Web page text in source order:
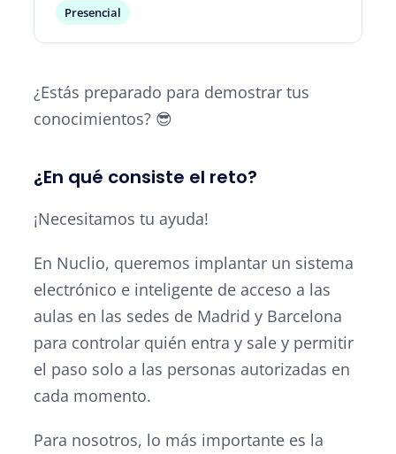
Presencial
¿Estás preparado para demostrar tus
conocimientos? 😎
¿En qué consiste el reto?
¡Necesitamos tu ayuda!
En Nuclio, queremos implantar un sistema
electrónico e inteligente de acceso a las
aulas en las sedes de Madrid y Barcelona
para controlar quién entra y sale y permitir
el paso solo a las personas autorizadas en
cada momento.
Para nosotros, lo más importante es la